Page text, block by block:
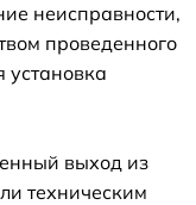
неисправности,
проведенного
выход из
техническим